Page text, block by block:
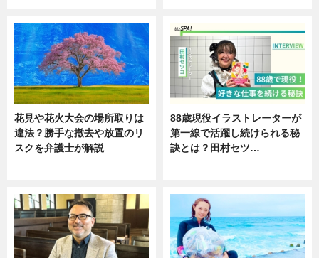
花見や花火大会の場所取りは
違法？勝手な撤去や放置のリ
スクを弁護士が解説
88歳現役イラストレーターが
第一線で活躍し続けられる秘
訣とは？田村セツ…